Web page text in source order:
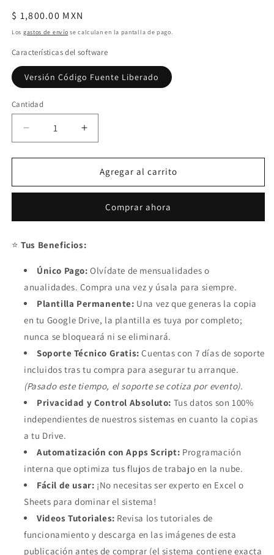
Precio
habitual
$ 1,800.00 MXN
Los gastos de envío se calculan en la pantalla de pago.
Características del software
Versión Código Fuente Liberado
Cantidad
Reducir
cantidad
para
de
Ligas
Multiusuario
en
Google
Sheets
Aumentar
cantidad
para
Generador
de
Ligas
Multiusuario
en
Google
Sheets
Agregar al carrito
Comprar ahora
⭐Tus Beneficios:
Único Pago: Olvídate de mensualidades o
anualidades. Compra una vez y úsala para siempre.
Plantilla Permanente: Una vez que generas la copia
en tu Google Drive, la plantilla es tuya por completo;
nunca se bloqueará ni se eliminará.
Soporte Técnico Gratis: Cuentas con 7 días de soporte
incluidos tras tu compra para asegurar tu arranque.
(Pasado este tiempo, el soporte se cotiza por evento).
Privacidad y Control Absoluto: Tus datos son 100%
independientes de nuestros sistemas en cuanto la copias
a tu Drive.
Automatización con Apps Script: Programación
interna que optimiza tus flujos de trabajo en la nube.
Fácil de usar: ¡No necesitas ser experto en Excel o
Sheets para dominar el sistema!
Videos Tutoriales: Revisa los tutoriales de
funcionamiento y descarga en las imágenes de esta
publicación antes de comprar (el sistema contiene exacta